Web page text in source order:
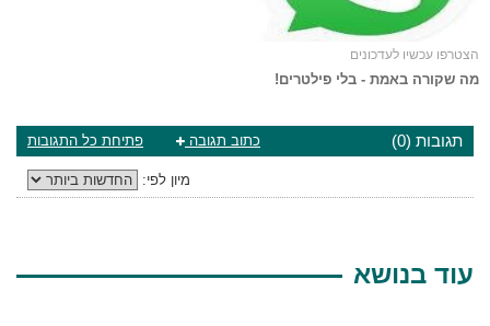
הצטרפו עכשיו לעדכונים
מה שקורה באמת - בלי פילטרים!
תגובות (0) פתיחת כל התגובות כתוב תגובה
מיון לפי:
עוד בנושא